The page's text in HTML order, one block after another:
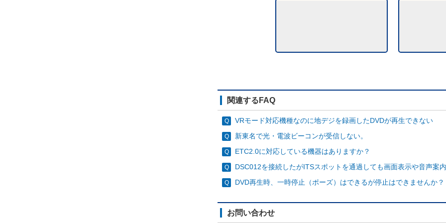
関連するFAQ
VRモード対応機種なのに地デジを録画したDVDが再生できない
新東名で光・電波ビーコンが受信しない。
ETC2.0に対応している機器はありますか？
DSC012を接続したがITSスポットを通過しても画面表示や音声案内
DVD再生時、一時停止（ポーズ）はできるが停止はできませんか？
お問い合わせ